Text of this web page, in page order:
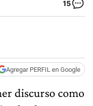
15
Agregar PERFIL en Google
discurso como